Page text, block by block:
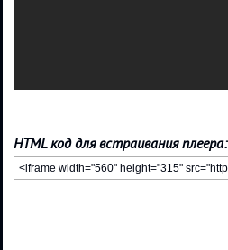
HTML код для встраивания плеера: